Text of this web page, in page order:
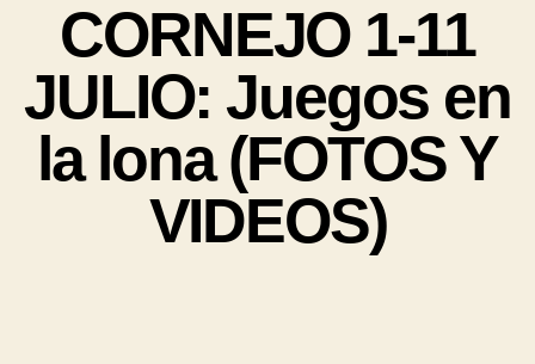
CORNEJO 1-11
JULIO: Juegos en
la lona (FOTOS Y
VIDEOS)